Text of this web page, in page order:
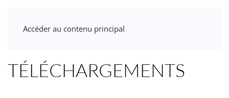
Accéder au contenu principal
TÉLÉCHARGEMENTS